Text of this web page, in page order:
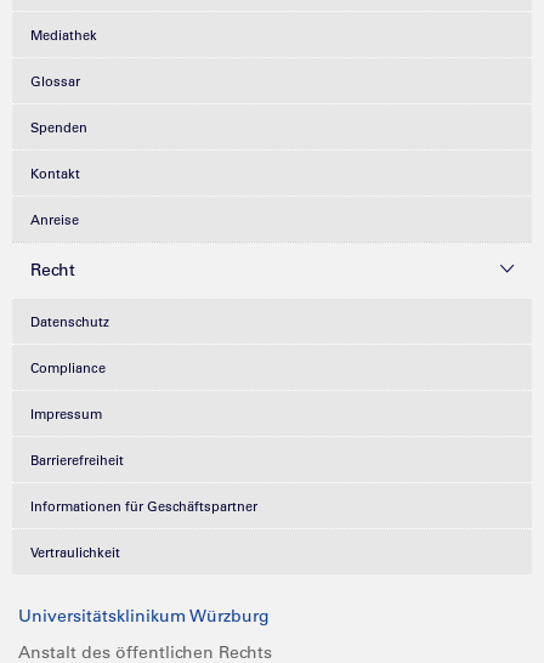
Mediathek
Glossar
Spenden
Kontakt
Anreise
Recht
Datenschutz
Compliance
Impressum
Barrierefreiheit
Informationen für Geschäftspartner
Vertraulichkeit
Universitätsklinikum Würzburg
Anstalt des öffentlichen Rechts